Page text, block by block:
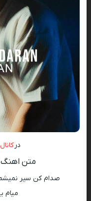
در
متن اهنگ
صدام کن سیر
میام